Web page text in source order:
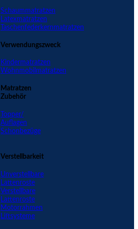
Schaummatratzen
Latexmatratzen
Taschenfederkernmatratzen
Verwendungszweck
Kindermatratzen
Wohnmobilmatratzen
Matratzen
Zubehör
Topper/
Auflagen
Schonbezüge
Verstellbarkeit
Unverstellbare
Lattenroste
Verstellbare
Lattenroste
Motorrahmen
Liftsysteme